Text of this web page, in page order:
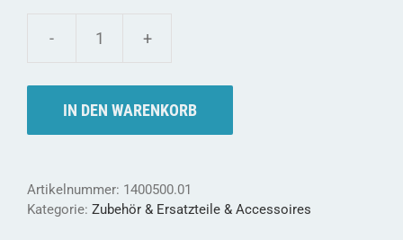
Fancy
-
Ente
die
richtige
IN DEN WARENKORB
Artikelnummer: 1400500.01
Kategorie: Zubehör & Ersatzteile & Accessoires